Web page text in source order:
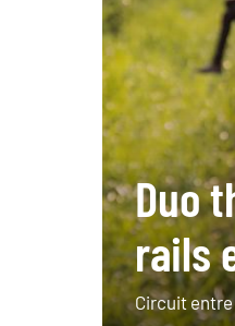
Duo
rails
Circuit